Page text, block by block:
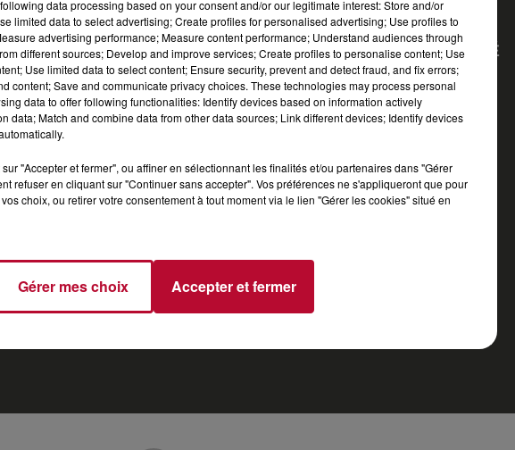
INDÉ CKOI CE TITRE ? SORTIR JEUX PUBLICITÉ
des cookies Mentions Légales (CGU) Plan du site
data processing based on your consent and/or our legitimate interest: Store and/or
limited data to select advertising; Create profiles for personalised advertising; Use profiles to
advertising performance; Measure content performance; Understand audiences through
different sources; Develop and improve services; Create profiles to personalise content; Use
Use limited data to select content; Ensure security, prevent and detect fraud, and fix errors;
content; Save and communicate privacy choices. These technologies may process personal
data to offer following functionalities: Identify devices based on information actively
data; Match and combine data from other data sources; Link different devices; Identify devices
"Accepter et fermer", ou affiner en sélectionnant les finalités et/ou partenaires dans "Gérer
refuser en cliquant sur "Continuer sans accepter". Vos préférences ne s'appliqueront que pour
choix, ou retirer votre consentement à tout moment via le lien "Gérer les cookies" situé en
Gérer mes choix Accepter et fermer